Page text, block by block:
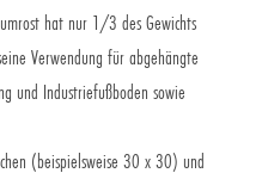
hat nur 1/3 des Gewichts
Verwendung für abgehängte
und Industriefußboden sowie
(beispielsweise 30 x 30) und